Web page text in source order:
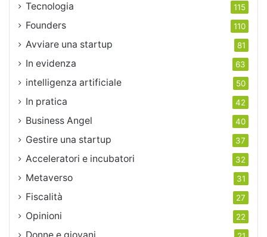
Tecnologia 115
Founders 110
Avviare una startup 81
In evidenza 63
intelligenza artificiale 50
In pratica 42
Business Angel 40
Gestire una startup 37
Acceleratori e incubatori 32
Metaverso 31
Fiscalità 27
Opinioni 22